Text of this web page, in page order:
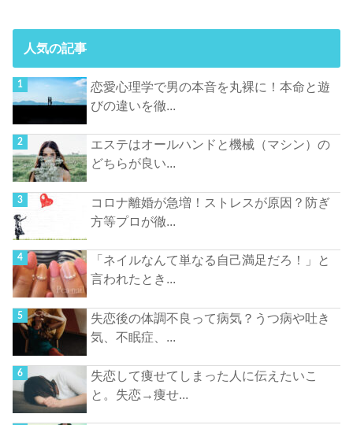
人気の記事
恋愛心理学で男の本音を丸裸に！本命と遊
びの違いを徹...
エステはオールハンドと機械（マシン）の
どちらが良い...
コロナ離婚が急増！ストレスが原因？防ぎ
方等プロが徹...
「ネイルなんて単なる自己満足だろ！」と
言われたとき...
失恋後の体調不良って病気？うつ病や吐き
気、不眠症、...
失恋して痩せてしまった人に伝えたいこ
と。失恋→痩せ...